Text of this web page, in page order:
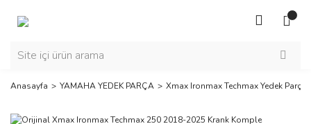
Anasayfa YAMAHA YEDEK PARÇA Xmax Ironmax Techmax Yedek Parça